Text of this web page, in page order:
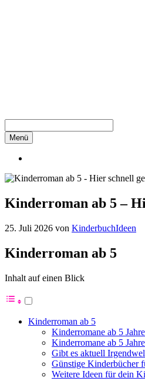
Menü
Kinderroman ab 5 –
25. Juli 2026 von KinderbuchIdeen
Kinderroman ab 5
Inhalt auf einen Blick
Kinderroman ab 5
Kinderromane ab 5
Kinderromane ab 5
Gibt es aktuell
Günstige Kinderbücher
Weitere Ideen für dein